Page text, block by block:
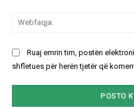
Ruaj emrin tim, postën
shfletues për herën tjetër që